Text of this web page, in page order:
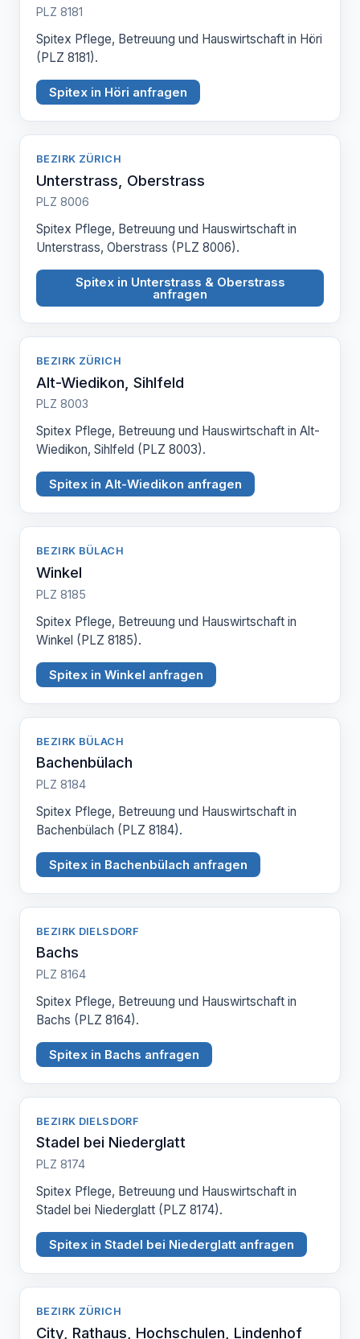
PLZ 8181
Spitex Pflege, Betreuung und Hauswirtschaft in Höri
(PLZ 8181).
Spitex in Höri anfragen
BEZIRK ZÜRICH
Unterstrass, Oberstrass
PLZ 8006
Spitex Pflege, Betreuung und Hauswirtschaft in
Unterstrass, Oberstrass (PLZ 8006).
Spitex in Unterstrass & Oberstrass
anfragen
BEZIRK ZÜRICH
Alt-Wiedikon, Sihlfeld
PLZ 8003
Spitex Pflege, Betreuung und Hauswirtschaft in Alt-
Wiedikon, Sihlfeld (PLZ 8003).
Spitex in Alt-Wiedikon anfragen
BEZIRK BÜLACH
Winkel
PLZ 8185
Spitex Pflege, Betreuung und Hauswirtschaft in
Winkel (PLZ 8185).
Spitex in Winkel anfragen
BEZIRK BÜLACH
Bachenbülach
PLZ 8184
Spitex Pflege, Betreuung und Hauswirtschaft in
Bachenbülach (PLZ 8184).
Spitex in Bachenbülach anfragen
BEZIRK DIELSDORF
Bachs
PLZ 8164
Spitex Pflege, Betreuung und Hauswirtschaft in
Bachs (PLZ 8164).
Spitex in Bachs anfragen
BEZIRK DIELSDORF
Stadel bei Niederglatt
PLZ 8174
Spitex Pflege, Betreuung und Hauswirtschaft in
Stadel bei Niederglatt (PLZ 8174).
Spitex in Stadel bei Niederglatt anfragen
BEZIRK ZÜRICH
City, Rathaus, Hochschulen, Lindenhof